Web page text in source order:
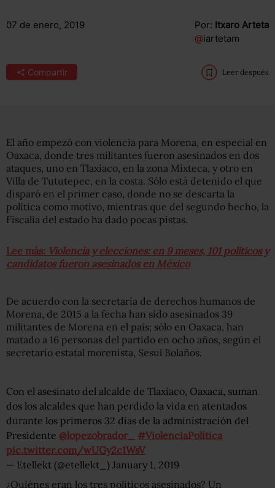
07 de enero, 2019 Por: Itxaro Arteta
@iartetam
Compartir Leer después
El año empezó con violencia para Morena, en especial en
Oaxaca, donde tres militantes fueron asesinados en dos
ataques, uno en Tlaxiaco, en la zona Mixteca, y otro en
Villa de Tututepec, en la costa. Sólo está detenido el que
disparó en el primer caso, donde no se descarta la
política como motivo, mientras que del segundo hecho, la
Fiscalía del estado ha dado pocas pistas.
Lee más: Violencia y elecciones: en 9 meses, 101 políticos y
candidatos fueron asesinados en México
De acuerdo con la secretaría de derechos humanos de
Morena, de 2015 a la fecha han sido asesinados 39
militantes de Morena en el país; sólo en Oaxaca, han
matado a 16 personas del partido en ocho años, según el
secretario estatal morenista, Sesul Bolaños.
Con el asesinato del alcalde de Tlaxiaco, Oaxaca, suman
dos los alcaldes que han perdido la vida en atentados
durante los primeros 32 días de la administración del
Presidente @lopezobrador_
#ViolenciaPolítica
pic.twitter.com/wUGy2c1WsV
— Etellekt (@etellekt_) January 1, 2019
¿Quiénes eran los tres políticos asesinados? Un